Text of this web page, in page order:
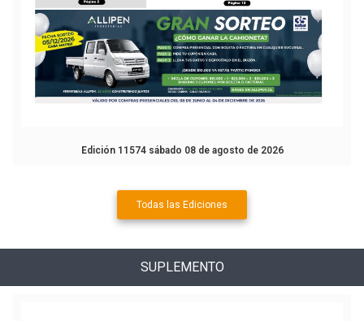
Edición 11574 sábado 08 de agosto de 2026
Todas las Ediciones
SUPLEMENTO